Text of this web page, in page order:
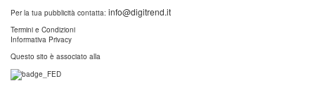
Per la tua pubblicità contatta: info@digitrend.it
Termini e Condizioni
Informativa Privacy
Questo sito è associato alla